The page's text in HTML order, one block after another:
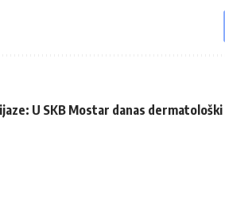
U SKB Mostar danas